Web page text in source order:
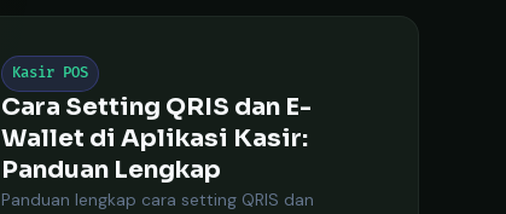
Kasir POS
Cara Setting QRIS dan E-
Wallet di Aplikasi Kasir:
Panduan Lengkap
Panduan lengkap cara setting QRIS dan